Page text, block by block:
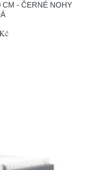
CM - ČERNÉ NOHY